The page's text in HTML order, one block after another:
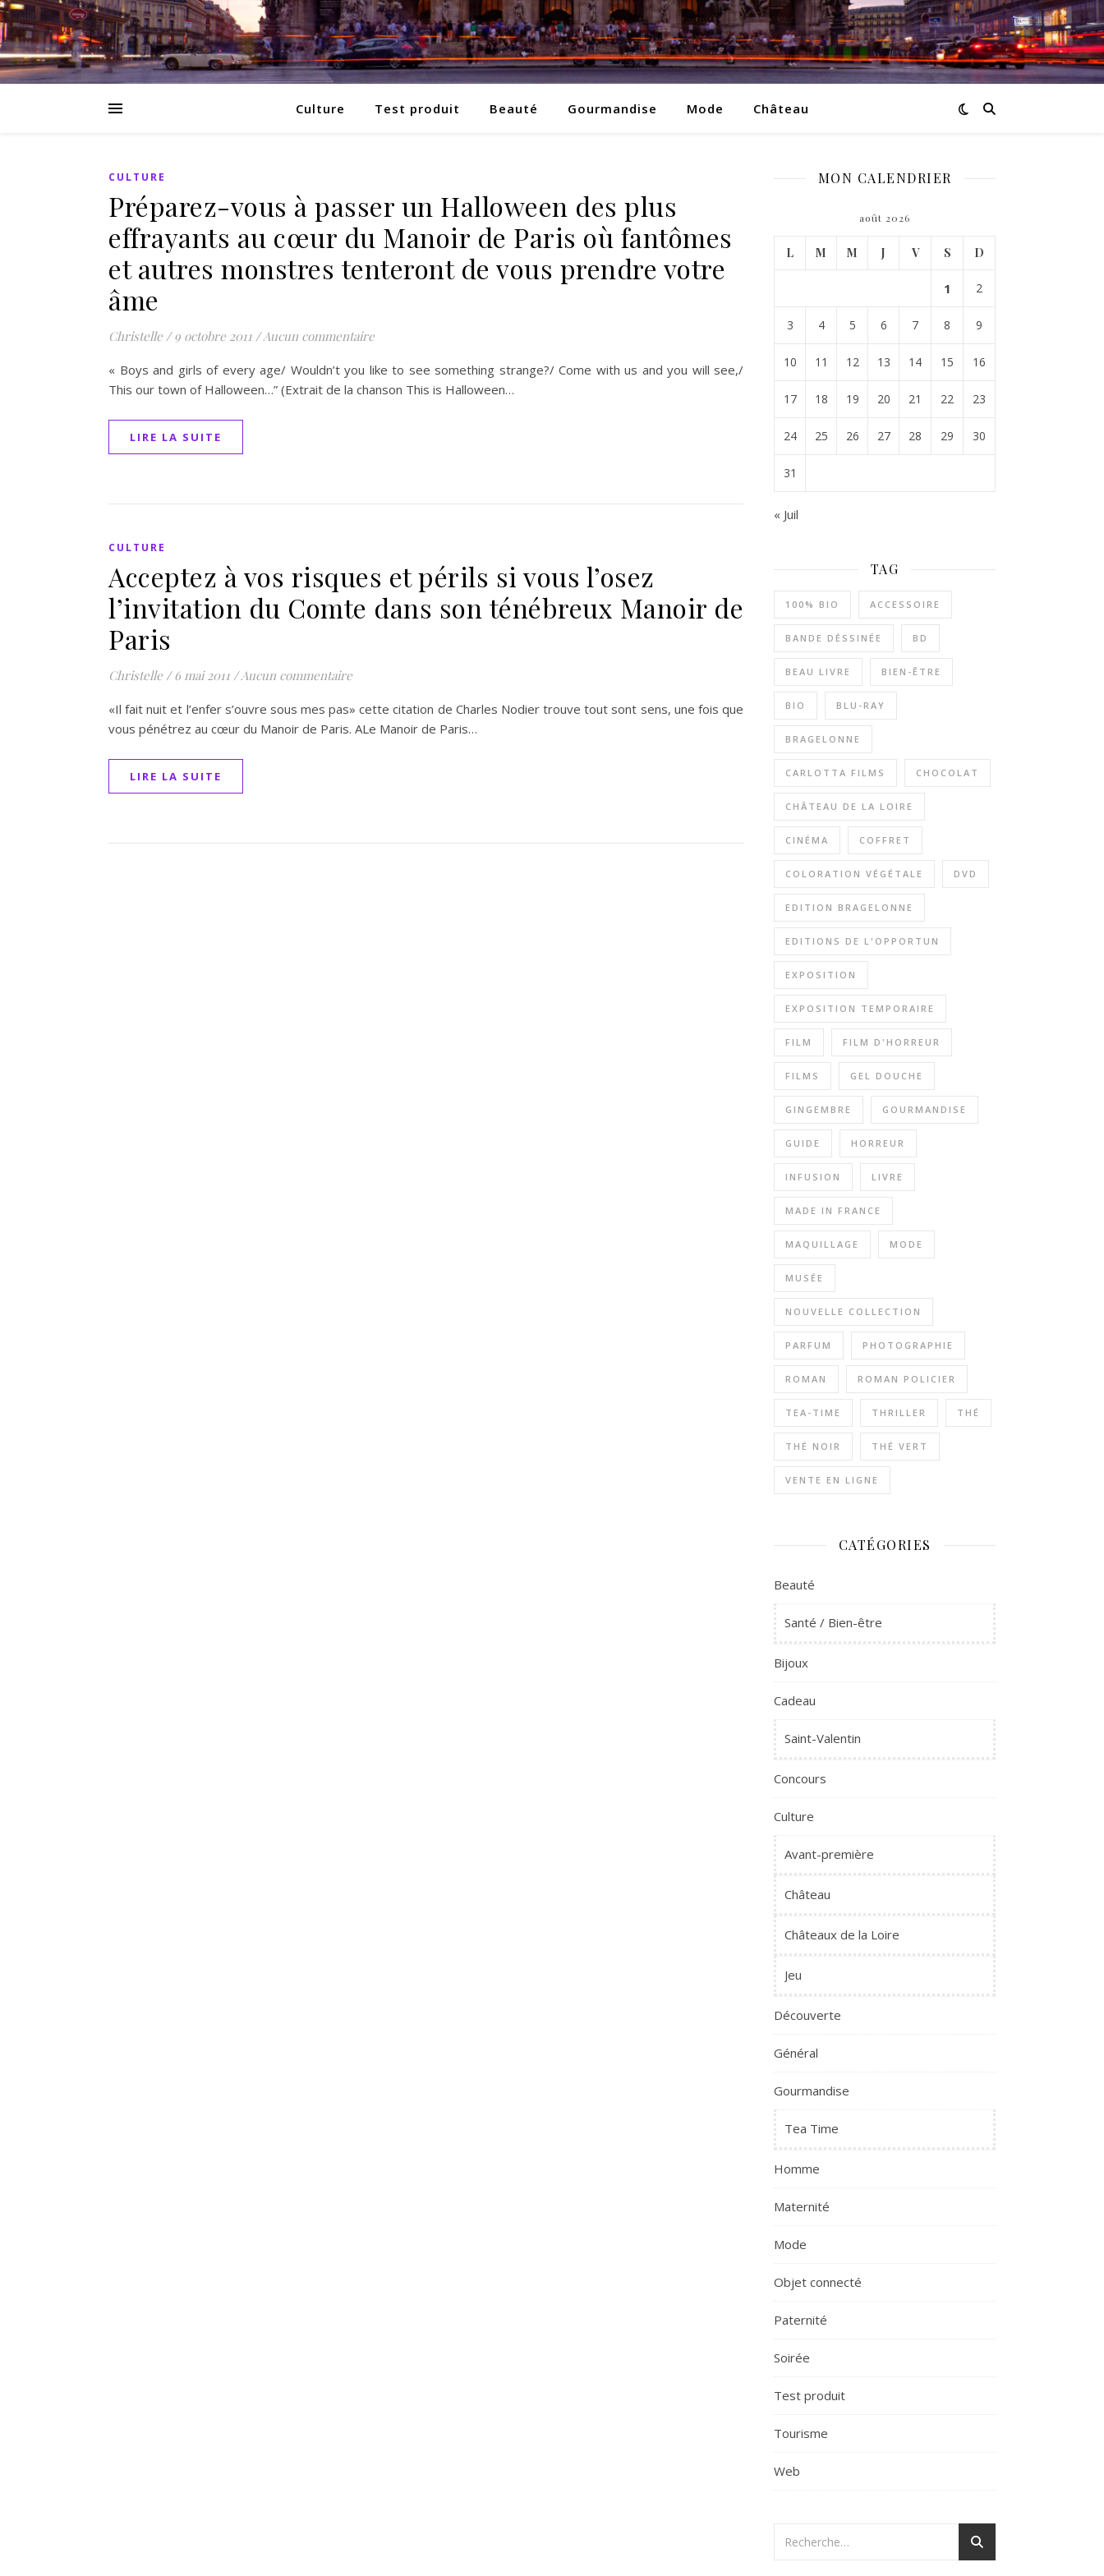
Culture Test produit Beauté Gourmandise Mode Château
CULTURE
Préparez-vous à passer un Halloween des plus
effrayants au cœur du Manoir de Paris où fantômes
et autres monstres tenteront de vous prendre votre
âme
Christelle / 9 octobre 2011 /Aucun commentaire
« Boys and girls of every age/ Wouldn’t you like to see something strange?/ Come with us and you will see,/
This our town of Halloween…” (Extrait de la chanson This is Halloween…
LIRE LA SUITE
CULTURE
Acceptez à vos risques et périls si vous l’osez
l’invitation du Comte dans son ténébreux Manoir de
Paris
Christelle / 6 mai 2011 /Aucun commentaire
«Il fait nuit et l’enfer s’ouvre sous mes pas» cette citation de Charles Nodier trouve tout sont sens, une fois que
vous pénétrez au cœur du Manoir de Paris. ALe Manoir de Paris…
LIRE LA SUITE
MON CALENDRIER
août 2026
L M M J V S D
1 2
3 4 5 6 7 8 9
10 11 12 13 14 15 16
17 18 19 20 21 22 23
24 25 26 27 28 29 30
31
« Juil
TAG
100% BIO ACCESSOIRE
BANDE DÉSSINÉE BD
BEAU LIVRE BIEN-ÊTRE
BIO BLU-RAY
BRAGELONNE
CARLOTTA FILMS CHOCOLAT
CHÂTEAU DE LA LOIRE
CINÉMA COFFRET
COLORATION VÉGÉTALE DVD
EDITION BRAGELONNE
EDITIONS DE L'OPPORTUN
EXPOSITION
EXPOSITION TEMPORAIRE
FILM FILM D'HORREUR
FILMS GEL DOUCHE
GINGEMBRE GOURMANDISE
GUIDE HORREUR
INFUSION LIVRE
MADE IN FRANCE
MAQUILLAGE MODE
MUSÉE
NOUVELLE COLLECTION
PARFUM PHOTOGRAPHIE
ROMAN ROMAN POLICIER
TEA-TIME THRILLER THÉ
THÉ NOIR THÉ VERT
VENTE EN LIGNE
CATÉGORIES
Beauté
Santé / Bien-être
Bijoux
Cadeau
Saint-Valentin
Concours
Culture
Avant-première
Château
Châteaux de la Loire
Jeu
Découverte
Général
Gourmandise
Tea Time
Homme
Maternité
Mode
Objet connecté
Paternité
Soirée
Test produit
Tourisme
Web